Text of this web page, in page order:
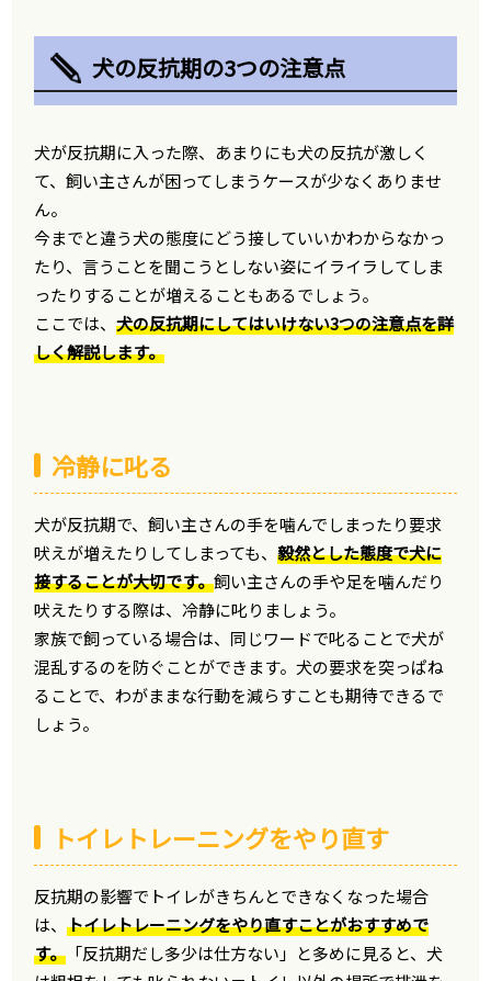
犬の反抗期の3つの注意点
犬が反抗期に入った際、あまりにも犬の反抗が激しく
て、飼い主さんが困ってしまうケースが少なくありませ
ん。
今までと違う犬の態度にどう接していいかわからなかっ
たり、言うことを聞こうとしない姿にイライラしてしま
ったりすることが増えることもあるでしょう。
ここでは、犬の反抗期にしてはいけない3つの注意点を詳
しく解説します。
冷静に叱る
犬が反抗期で、飼い主さんの手を噛んでしまったり要求
吠えが増えたりしてしまっても、毅然とした態度で犬に
接することが大切です。飼い主さんの手や足を噛んだり
吠えたりする際は、冷静に叱りましょう。
家族で飼っている場合は、同じワードで叱ることで犬が
混乱するのを防ぐことができます。犬の要求を突っぱね
ることで、わがままな行動を減らすことも期待できるで
しょう。
トイレトレーニングをやり直す
反抗期の影響でトイレがきちんとできなくなった場合
は、トイレトレーニングをやり直すことがおすすめで
す。 「反抗期だし多少は仕方ない」と多めに見ると、犬